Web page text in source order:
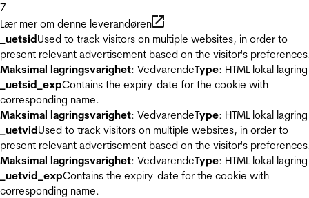
7
Lær mer om denne leverandøren
_uetsidUsed to track visitors on multiple websites, in order to
present relevant advertisement based on the visitor's
Maksimal lagringsvarighet: VedvarendeType: HTML lokal lagring
_uetsid_expContains the expiry-date for the cookie with
corresponding name.
Maksimal lagringsvarighet: VedvarendeType: HTML lokal lagring
_uetvidUsed to track visitors on multiple websites, in order to
present relevant advertisement based on the visitor's
Maksimal lagringsvarighet: VedvarendeType: HTML lokal lagring
_uetvid_expContains the expiry-date for the cookie with
corresponding name.